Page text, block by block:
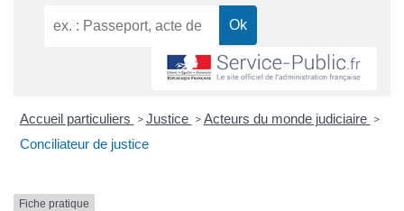
Accueil particuliers > Justice > Acteurs du monde judiciaire >
Conciliateur de justice
Fiche pratique